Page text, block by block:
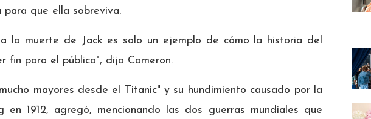
para que ella sobreviva.
la muerte de Jack es solo un ejemplo de cómo la historia del
fin para el público", dijo Cameron.
mayores desde el Titanic" y su hundimiento causado por la
en 1912, agregó, mencionando las dos guerras mundiales que